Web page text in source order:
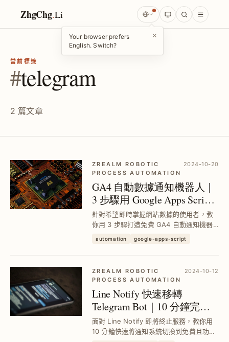
ZhgChg.Li
Your browser prefers
English. Switch?
×
當前標籤
#telegram
2 篇文章
ZREALM ROBOTIC
PROCESS AUTOMATION
2024-10-20
GA4 自動數據通知機器人｜
3 步驟用 Google Apps Script
串接 Telegram Bot
針對希望即時掌握網站數據的使用者，教
你用 3 步驟打造免費 GA4 自動通知機器
Telegram Bot，定時推送近 7 天流量與熱
automation google-apps-script
ZREALM ROBOTIC
PROCESS AUTOMATION
2024-10-12
Line Notify 快速移轉
Telegram Bot｜10 分鐘完成
個人通知服務切換
面對 Line Notify 即將終止服務，教你用
10 分鐘快速將通知系統切換到免費且功能